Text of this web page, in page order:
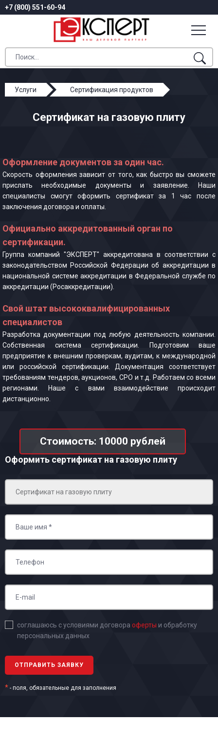
+7 (800) 551-60-94
Услуги
Сертификация продуктов
Сертификат на газовую плиту
Оформление документов за один час.
Скорость оформления зависит от того, как быстро вы сможете
прислать необходимые документы и заявление. Наши
специалисты смогут оформить сертификат за 1 час после
заключения договора и оплаты.
Официально аккредитованный орган по
сертификации.
Группа компаний "ЭКСПЕРТ" аккредитована в соответствии с
законодательством Российской Федерации об аккредитации в
национальной системе аккредитации в Федеральной службе по
аккредитации (Росаккредитации).
Свой штат высококвалифицированных
специалистов
Разработка документации под любую деятельность компании.
Собственная система сертификации. Подготовим ваше
предприятие к внешним проверкам, аудитам, к международной
или российской сертификации. Документация соответствует
требованиям тендеров, аукционов, СРО и т.д. Работаем со всеми
регионами. Наше с вами взаимодействие происходит
дистанционно.
Стоимость: 10000 рублей
Оформить сертификат на газовую плиту
соглашаюсь с условиями договора оферты и обработку
персональных данных
* - поля, обязательные для заполнения